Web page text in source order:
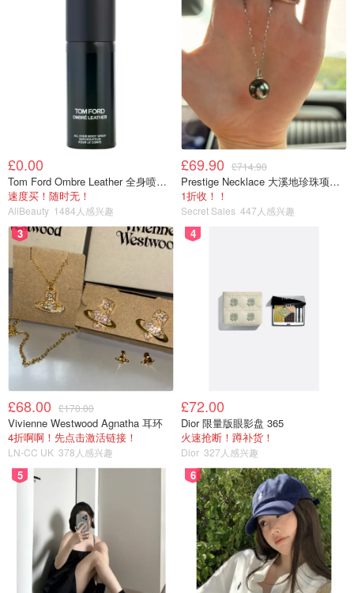
£0.00
Tom Ford Ombre Leather 全身喷雾 150ml
速度买！随时无！
AllBeauty 1484人感兴趣
£69.90 £714.90
Prestige Necklace 大溪地珍珠项链 10-11mm
1折收！！
Secret Sales 447人感兴趣
3
£68.00 £170.00
Vivienne Westwood Agnatha 耳环
4折啊啊！先点击激活链接！
LN-CC UK 378人感兴趣
4
£72.00
Dior 限量版眼影盘 365
火速抢断！蹲补货！
Dior 327人感兴趣
5 6